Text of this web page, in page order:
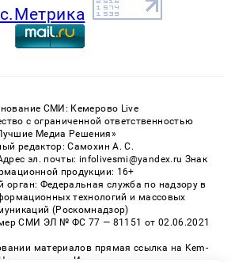
СМИ: Кемерово Live
с ограниченной ответственностью
Медиа Решения»
редактор: Самохин А. С.
эл. почты: infolivesmi@yandex.ru Знак
продукции: 16+
орган: Федеральная служба по надзору в
технологий и массовых
(Роскомнадзор)
СМИ ЭЛ № ФС 77 — 81151 от 02.06.2021
материалов прямая ссылка на Kem-